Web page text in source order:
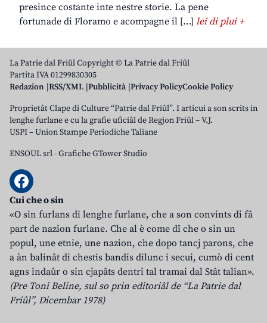
presince costante inte nestre storie. La pene
fortunade di Floramo e acompagne il […] lei di plui +
La Patrie dal Friûl Copyright © La Patrie dal Friûl
Partita IVA 01299830305
Redazion RSS/XML Pubblicità Privacy PolicyCookie Policy
Proprietât Clape di Culture “Patrie dal Friûl”. I articui a son scrits in
lenghe furlane e cu la grafie uficiâl de Regjon Friûl – V.J.
USPI – Union Stampe Periodiche Taliane
ENSOUL srl-Grafiche GTower Studio
Cui che o sin
«O sin furlans di lenghe furlane, che a son convints di fâ
part de nazion furlane. Che al è come dî che o sin un
popul, une etnie, une nazion, che dopo tancj parons, che
a àn balinât di chestis bandis dilunc i secui, cumò di cent
agns indaûr o sin cjapâts dentri tal tramai dal Stât talian».
(Pre Toni Beline, sul so prin editoriâl de “La Patrie dal
Friûl”, Dicembar 1978)